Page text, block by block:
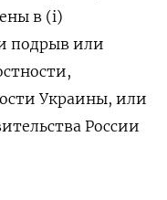
в (i)
подрыв или
Украины, или
России